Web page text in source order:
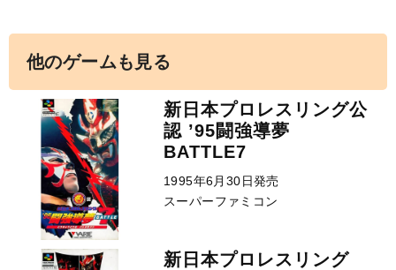
他のゲームも見る
新日本プロレスリング公
認 ’95闘強導夢
BATTLE7
1995年6月30日発売
スーパーファミコン
新日本プロレスリング